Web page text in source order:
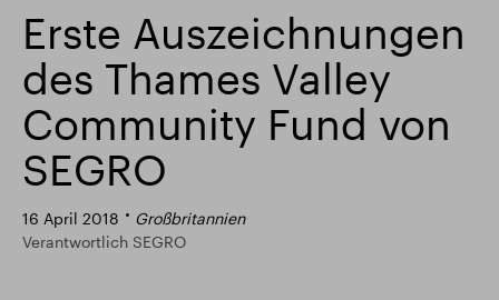
search
Popular search
Verantwortlich SEGRO Slough Handelsgut
Finanzielle Ergebnisse
Erste Auszeichnungen
des Thames Valley
Community Fund von
SEGRO
16 April 2018
Großbritannien
Verantwortlich SEGRO